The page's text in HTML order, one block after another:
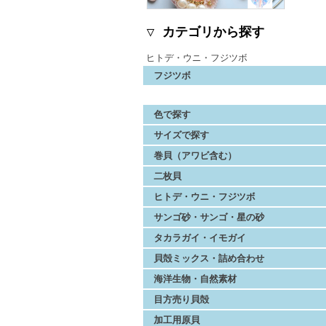
▽ カテゴリから探す
ヒトデ・ウニ・フジツボ
フジツボ
色で探す
サイズで探す
巻貝（アワビ含む）
二枚貝
ヒトデ・ウニ・フジツボ
サンゴ砂・サンゴ・星の砂
タカラガイ・イモガイ
貝殻ミックス・詰め合わせ
海洋生物・自然素材
目方売り貝殻
加工用原貝